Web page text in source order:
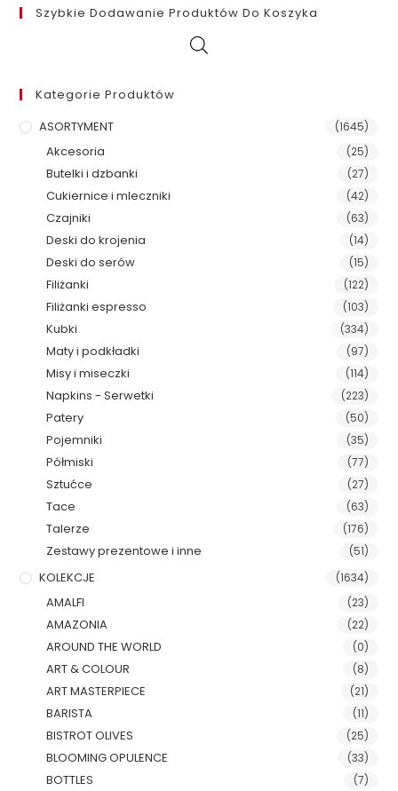
Szybkie Dodawanie Produktów Do Koszyka
Kategorie Produktów
ASORTYMENT
(1645)
Akcesoria (25)
Butelki i dzbanki (27)
Cukiernice i mleczniki (42)
Czajniki (63)
Deski do krojenia (14)
Deski do serów (15)
Filiżanki (122)
Filiżanki espresso (103)
Kubki (334)
Maty i podkładki (97)
Misy i miseczki (114)
Napkins - Serwetki (223)
Patery (50)
Pojemniki (35)
Półmiski (77)
Sztućce (27)
Tace (63)
Talerze (176)
Zestawy prezentowe i inne (51)
KOLEKCJE (1634)
AMALFI (23)
AMAZONIA (22)
AROUND THE WORLD (0)
ART & COLOUR (8)
ART MASTERPIECE (21)
BARISTA (11)
BISTROT OLIVES (25)
BLOOMING OPULENCE (33)
BOTTLES (7)